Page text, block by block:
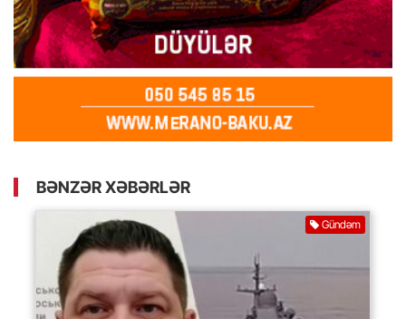
BƏNZƏR XƏBƏRLƏR
Gündəm